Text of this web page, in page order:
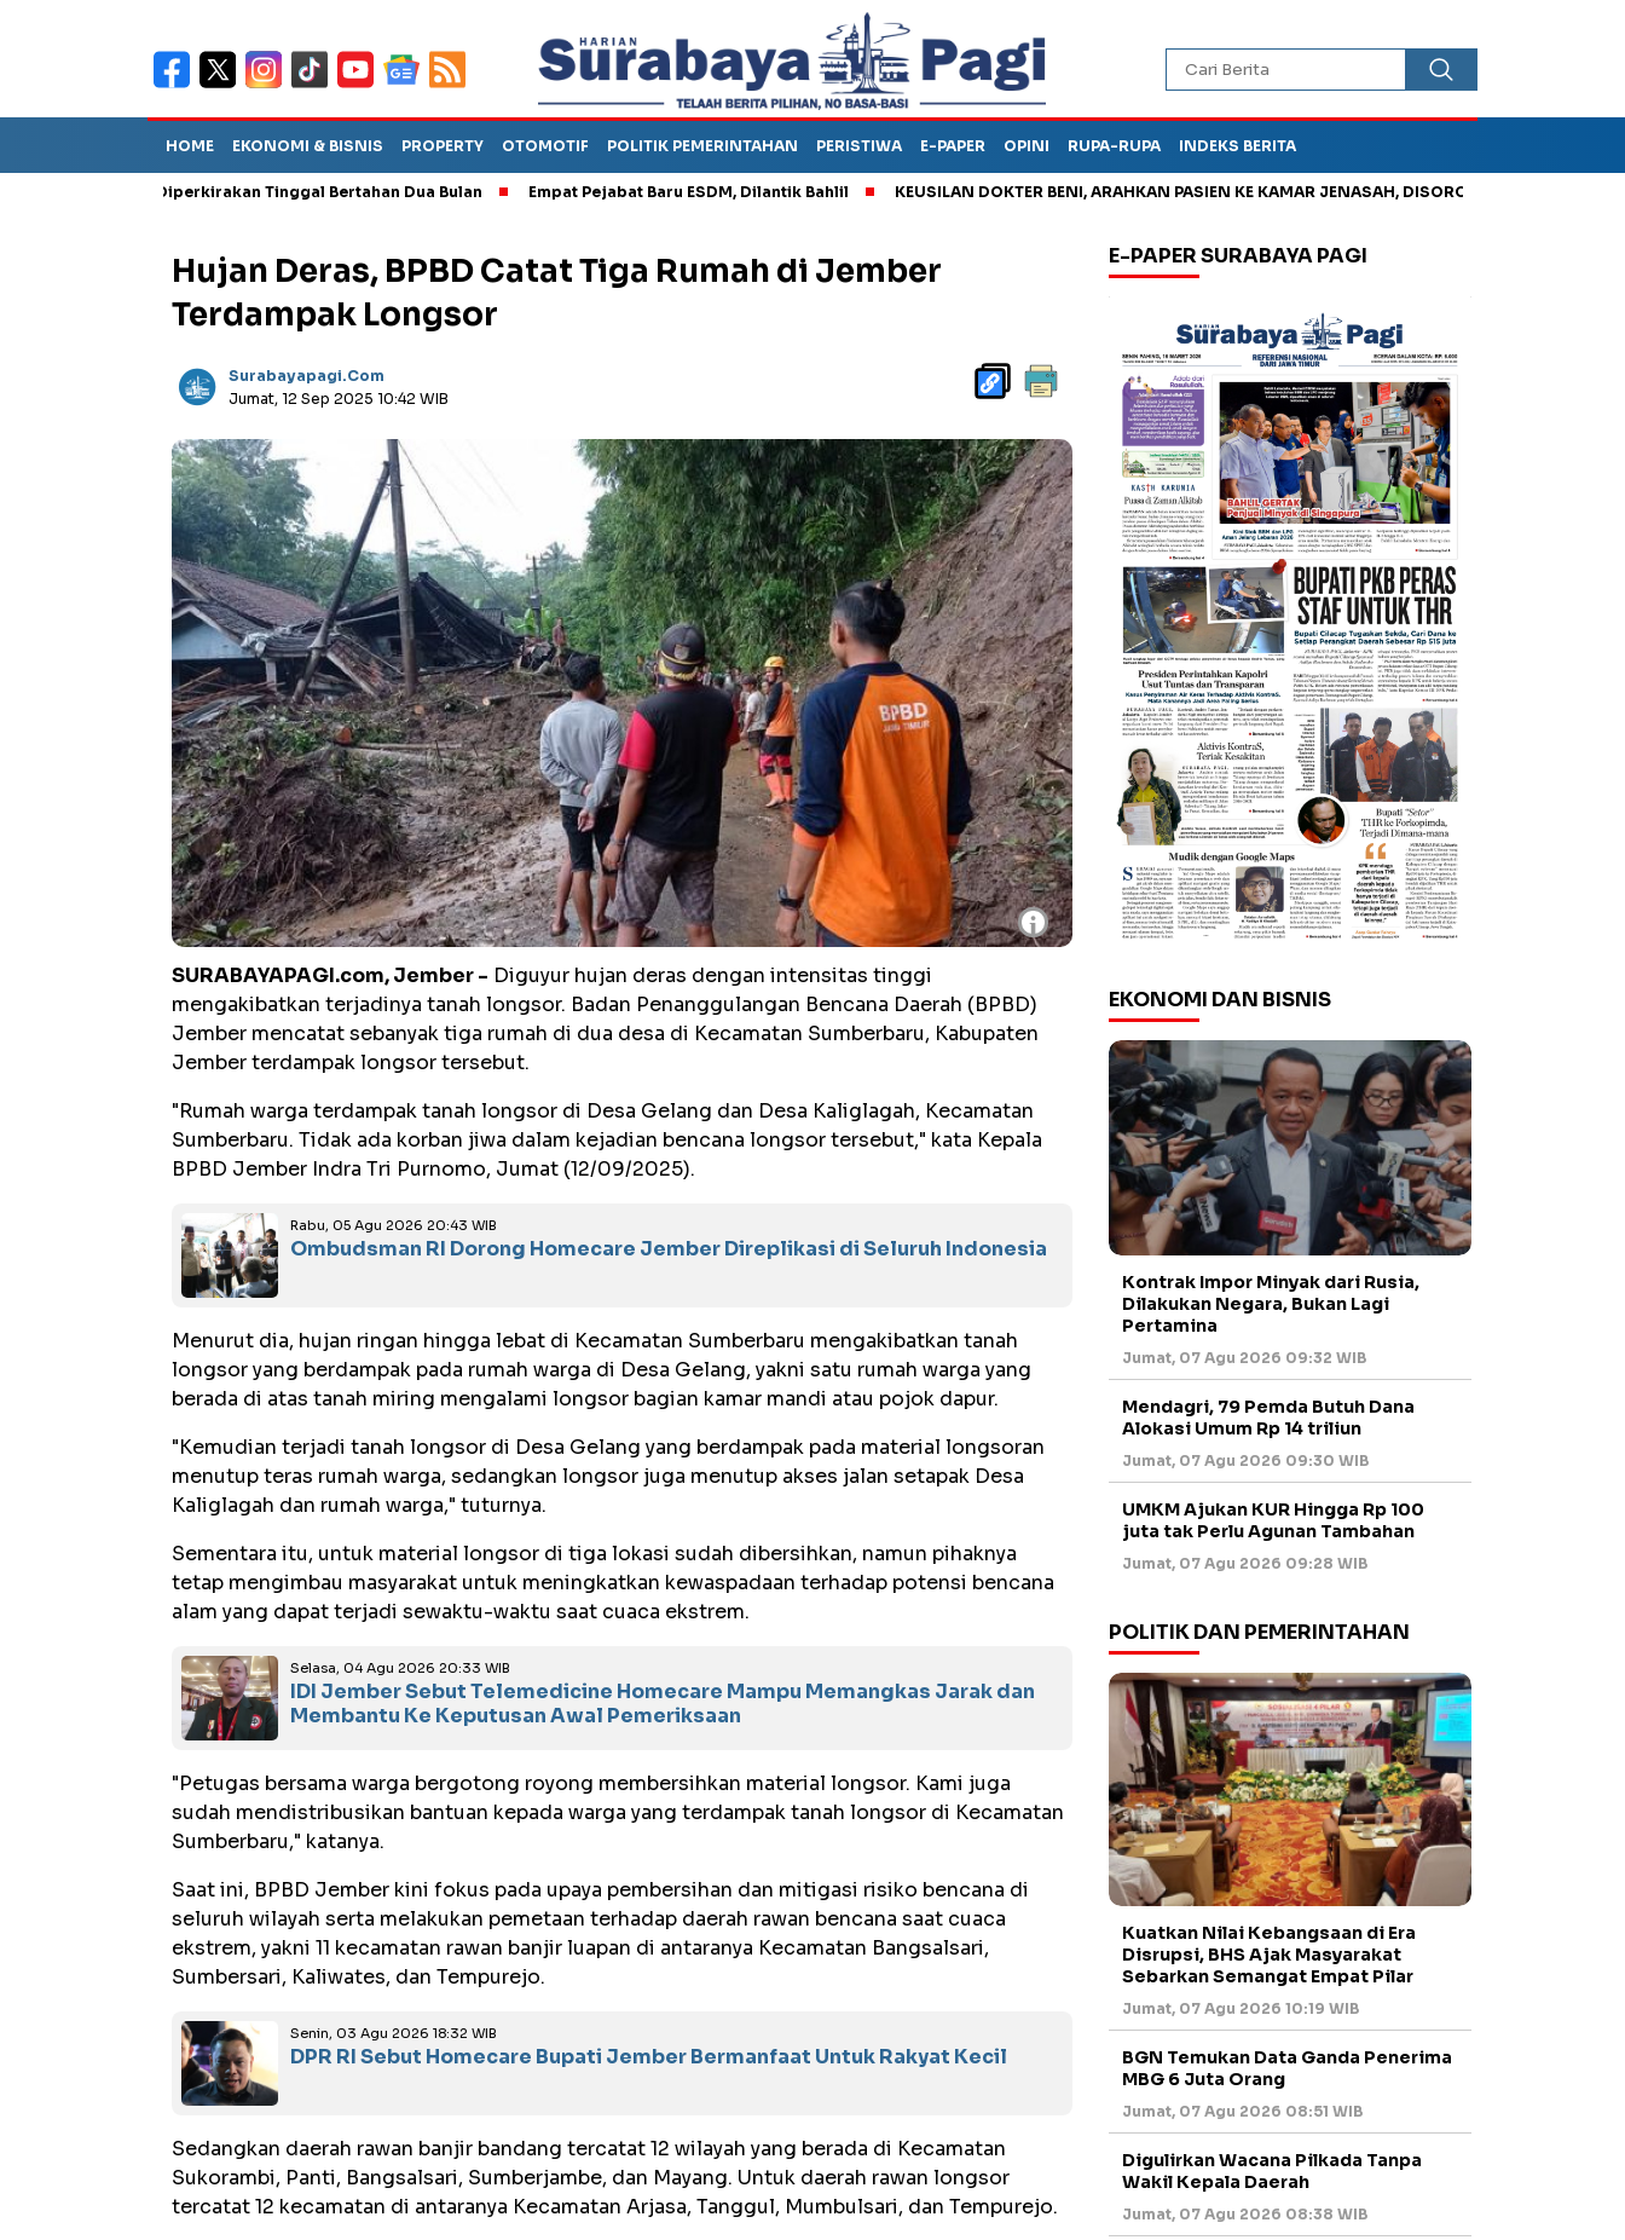
HOME EKONOMI & BISNIS PROPERTY OTOMOTIF POLITIK PEMERINTAHAN PERISTIWA E-PAPER OPINI RUPA-RUPA INDEKS BERITA
TPA Diperkirakan Tinggal Bertahan Dua Bulan Empat Pejabat Baru ESDM, Dilantik Bahlil KEUSILAN DOKTER BENI, ARAHKAN PASIEN KE KAMAR JENASAH, DISOROT Jadi Otak Mark Up
Hujan Deras, BPBD Catat Tiga Rumah di Jember
Terdampak Longsor
Surabayapagi.com
Jumat, 12 Sep 2025 10:42 WIB
i
SURABAYAPAGI.com, Jember - Diguyur hujan deras dengan intensitas tinggi
mengakibatkan terjadinya tanah longsor. Badan Penanggulangan Bencana Daerah (BPBD)
Jember mencatat sebanyak tiga rumah di dua desa di Kecamatan Sumberbaru, Kabupaten
Jember terdampak longsor tersebut.
"Rumah warga terdampak tanah longsor di Desa Gelang dan Desa Kaliglagah, Kecamatan
Sumberbaru. Tidak ada korban jiwa dalam kejadian bencana longsor tersebut," kata Kepala
BPBD Jember Indra Tri Purnomo, Jumat (12/09/2025).
Rabu, 05 Agu 2026 20:43 WIB
Ombudsman RI Dorong Homecare Jember Direplikasi di Seluruh Indonesia
Menurut dia, hujan ringan hingga lebat di Kecamatan Sumberbaru mengakibatkan tanah
longsor yang berdampak pada rumah warga di Desa Gelang, yakni satu rumah warga yang
berada di atas tanah miring mengalami longsor bagian kamar mandi atau pojok dapur.
"Kemudian terjadi tanah longsor di Desa Gelang yang berdampak pada material longsoran
menutup teras rumah warga, sedangkan longsor juga menutup akses jalan setapak Desa
Kaliglagah dan rumah warga," tuturnya.
Sementara itu, untuk material longsor di tiga lokasi sudah dibersihkan, namun pihaknya
tetap mengimbau masyarakat untuk meningkatkan kewaspadaan terhadap potensi bencana
alam yang dapat terjadi sewaktu-waktu saat cuaca ekstrem.
Selasa, 04 Agu 2026 20:33 WIB
IDI Jember Sebut Telemedicine Homecare Mampu Memangkas Jarak dan
Membantu Ke Keputusan Awal Pemeriksaan
"Petugas bersama warga bergotong royong membersihkan material longsor. Kami juga
sudah mendistribusikan bantuan kepada warga yang terdampak tanah longsor di Kecamatan
Sumberbaru," katanya.
Saat ini, BPBD Jember kini fokus pada upaya pembersihan dan mitigasi risiko bencana di
seluruh wilayah serta melakukan pemetaan terhadap daerah rawan bencana saat cuaca
ekstrem, yakni 11 kecamatan rawan banjir luapan di antaranya Kecamatan Bangsalsari,
Sumbersari, Kaliwates, dan Tempurejo.
Senin, 03 Agu 2026 18:32 WIB
DPR RI Sebut Homecare Bupati Jember Bermanfaat Untuk Rakyat Kecil
Sedangkan daerah rawan banjir bandang tercatat 12 wilayah yang berada di Kecamatan
Sukorambi, Panti, Bangsalsari, Sumberjambe, dan Mayang. Untuk daerah rawan longsor
tercatat 12 kecamatan di antaranya Kecamatan Arjasa, Tanggul, Mumbulsari, dan Tempurejo.
E-PAPER SURABAYA PAGI
EKONOMI DAN BISNIS
Kontrak Impor Minyak dari Rusia,
Dilakukan Negara, Bukan Lagi
Pertamina
Jumat, 07 Agu 2026 09:32 WIB
Mendagri, 79 Pemda Butuh Dana
Alokasi Umum Rp 14 triliun
Jumat, 07 Agu 2026 09:30 WIB
UMKM Ajukan KUR Hingga Rp 100
juta tak Perlu Agunan Tambahan
Jumat, 07 Agu 2026 09:28 WIB
POLITIK DAN PEMERINTAHAN
Kuatkan Nilai Kebangsaan di Era
Disrupsi, BHS Ajak Masyarakat
Sebarkan Semangat Empat Pilar
Jumat, 07 Agu 2026 10:19 WIB
BGN Temukan Data Ganda Penerima
MBG 6 Juta Orang
Jumat, 07 Agu 2026 08:51 WIB
Digulirkan Wacana Pilkada Tanpa
Wakil Kepala Daerah
Jumat, 07 Agu 2026 08:38 WIB